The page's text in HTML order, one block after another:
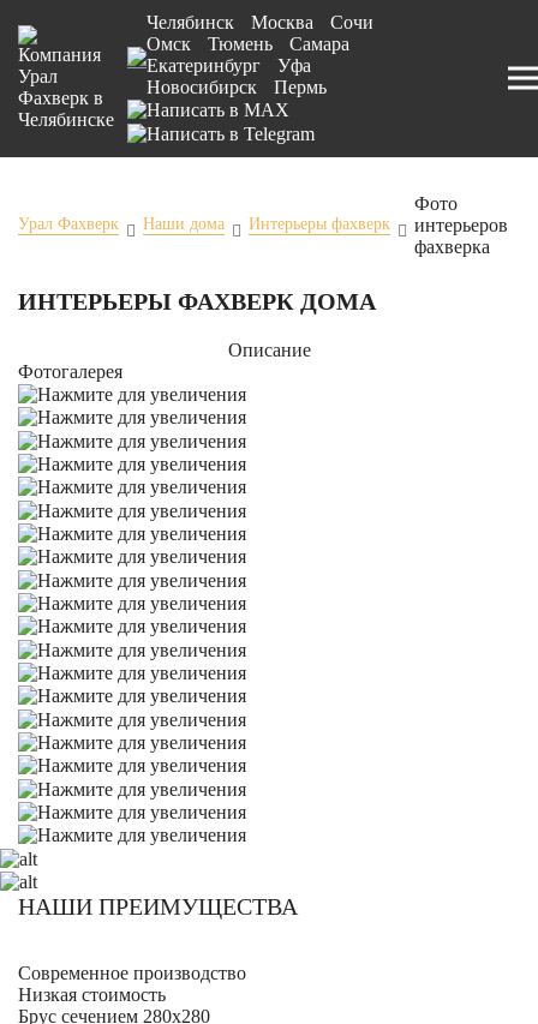
Челябинск Москва
Сочи
Омск
Тюмень
Самара
Екатеринбург
Уфа
Новосибирск
Пермь
Урал Фахверк Наши дома Интерьеры фахверк
Фото
интерьеров
фахверка
ИНТЕРЬЕРЫ ФАХВЕРК ДОМА
Описание
Фотогалерея
НАШИ ПРЕИМУЩЕСТВА
Современное производство
Низкая стоимость
Брус сечением 280х280